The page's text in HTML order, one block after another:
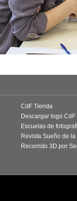
CdF Tienda
Descargar logo CdF
Escuelas de
Revista Sueño de la
Recorrido 3D por